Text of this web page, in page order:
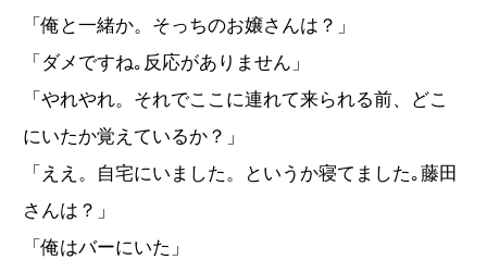
「俺と一緒か。そっちのお嬢さんは？」
「ダメですね｡反応がありません」
「やれやれ。それでここに連れて来られる前、どこ
にいたか覚えているか？」
「ええ。自宅にいました。というか寝てました｡藤田
さんは？」
「俺はバーにいた」